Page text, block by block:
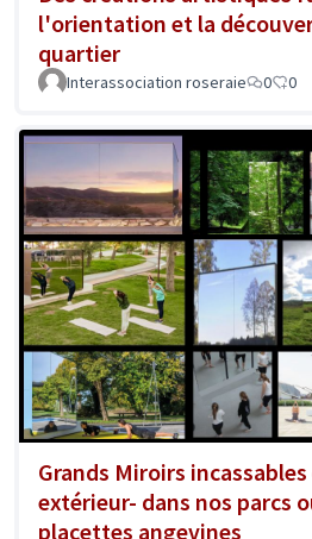
l'orientation et la
quartier
Interassociation roseraie 0 0
Grands Miroirs incassables
extérieur- dans nos parcs
placettes angevines